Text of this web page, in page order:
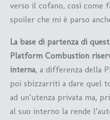
verso il cofano, così come
spoiler che mi è parso
La base di partenza di
Platform Combustion
interna, a differenza della
poi sbizzarriti a dare quel
ad un’utenza privata ma,
al suo interno la rende